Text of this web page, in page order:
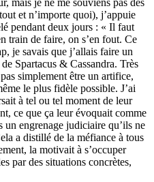
et n’importe quoi), j’appuie
pendant deux jours : « Il faut
train de faire, on s’en fout. Ce
je savais que j’allais faire un
Spartacus & Cassandra. Très
simplement être un artifice,
le plus fidèle possible. J’ai
à tel ou tel moment de leur
ce que ça leur évoquait comme
un engrenage judiciaire qu’ils ne
a distillé de la méfiance à tous
la motivait à s’occuper
par des situations concrètes,